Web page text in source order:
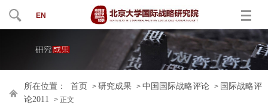
EN
所在位置： 首页 >研究成果 >中国国际战略评论 > 国际战略评
论2011
> 正文